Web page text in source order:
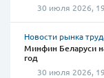
30 июля 2026,
Новости рынка
Минфин Беларуси
год
30 июля 2026,